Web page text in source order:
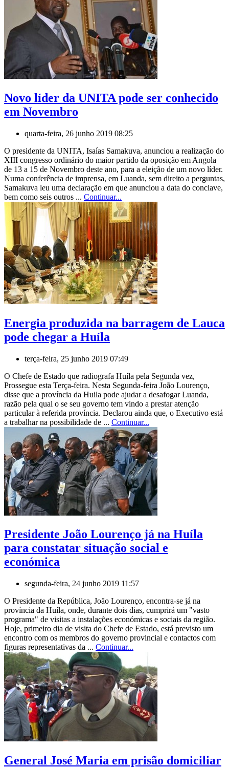
Novo líder da UNITA pode ser conhecido
em Novembro
quarta-feira, 26 junho 2019 08:25
O presidente da UNITA, Isaías Samakuva, anunciou a realização do
XIII congresso ordinário do maior partido da oposição em Angola
de 13 a 15 de Novembro deste ano, para a eleição de um novo líder.
Numa conferência de imprensa, em Luanda, sem direito a perguntas,
Samakuva leu uma declaração em que anunciou a data do conclave,
bem como seis outros ... Continuar...
Energia produzida na barragem de Lauca
pode chegar a Huíla
terça-feira, 25 junho 2019 07:49
O Chefe de Estado que radiografa Huíla pela Segunda vez,
Prossegue esta Terça-feira. Nesta Segunda-feira João Lourenço,
disse que a província da Huila pode ajudar a desafogar Luanda,
razão pela qual o se seu governo tem vindo a prestar atenção
particular à referida província. Declarou ainda que, o Executivo está
a trabalhar na possibilidade de ... Continuar...
Presidente João Lourenço já na Huíla
para constatar situação social e
económica
segunda-feira, 24 junho 2019 11:57
O Presidente da República, João Lourenço, encontra-se já na
província da Huíla, onde, durante dois dias, cumprirá um "vasto
programa" de visitas a instalações económicas e sociais da região.
Hoje, primeiro dia de visita do Chefe de Estado, está previsto um
encontro com os membros do governo provincial e contactos com
figuras representativas da ... Continuar...
General José Maria em prisão domiciliar